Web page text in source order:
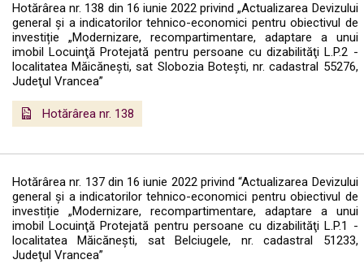
Hotărârea nr. 138 din 16 iunie 2022 privind „Actualizarea Devizului
general și a indicatorilor tehnico-economici pentru obiectivul de
investiție „Modernizare, recompartimentare, adaptare a unui
imobil Locuinţă Protejată pentru persoane cu dizabilităţi L.P.2 -
localitatea Măicăneşti, sat Slobozia Boteşti, nr. cadastral 55276,
Judeţul Vrancea”
Hotărârea nr. 138
Hotărârea nr. 137 din 16 iunie 2022 privind “Actualizarea Devizului
general și a indicatorilor tehnico-economici pentru obiectivul de
investiție „Modernizare, recompartimentare, adaptare a unui
imobil Locuinţă Protejată pentru persoane cu dizabilităţi L.P.1 -
localitatea Măicăneşti, sat Belciugele, nr. cadastral 51233,
Judeţul Vrancea”